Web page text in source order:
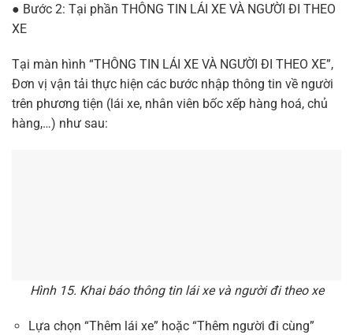
● Bước 2: Tại phần THÔNG TIN LÁI XE VÀ NGƯỜI ĐI THEO
XE
Tại màn hình “THÔNG TIN LÁI XE VÀ NGƯỜI ĐI THEO XE”,
Đơn vị vận tải thực hiện các bước nhập thông tin về người
trên phương tiện (lái xe, nhân viên bốc xếp hàng hoá, chủ
hàng,…) như sau:
Hình 15. Khai báo thông tin lái xe và người đi theo xe
Lựa chọn “Thêm lái xe” hoặc “Thêm người đi cùng”